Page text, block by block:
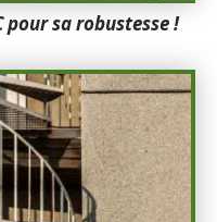
pour sa robustesse !